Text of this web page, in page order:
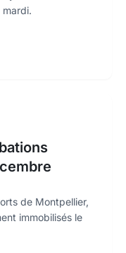
de Montpellier,
immobilisés le